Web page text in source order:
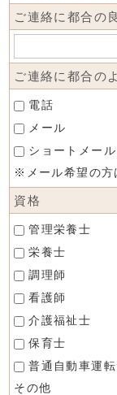
ご連絡に都合の
ご連絡に都合の
電話
メール
ショートメール
※メール希望の方
資格
管理栄養士
栄養士
調理師
看護師
介護福祉士
保育士
普通自動車運
その他